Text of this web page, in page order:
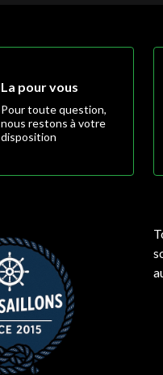
La pour vous
Pour toute question,
nous restons à votre
disposition